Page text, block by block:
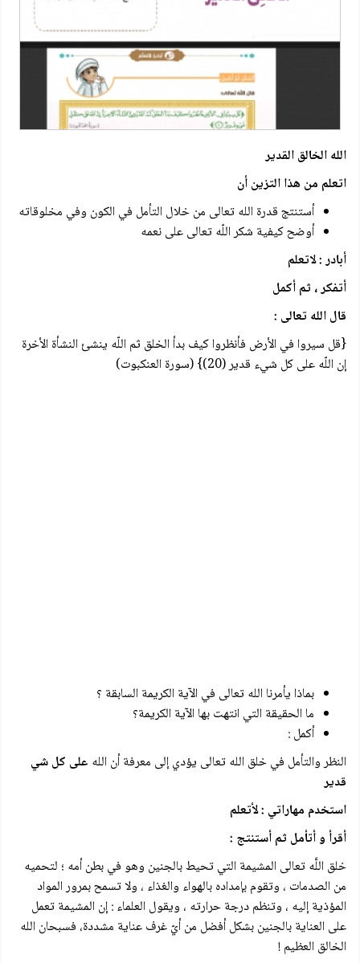
الله الخالق القدير
اتعلم من هذا التزين أن
أستنتج قدرة الله تعالى من خلال التأمل في الكون وفي مخلوقاته
أوضح كيفية شكر اللّه تعالى على نعمه
أبادر : لاتعلم
أتفكر ، ثم أكمل
قال الله تعالى :
{قل سيروا في الأرض فأنظروا كيف بدأ الخلق ثم اللّه ينشئ النشأة الأخرة
إن اللّه على كل شيء قدير (20)} (سورة العنكبوت)
بماذا يأمرنا الله تعالى في الآية الكريمة السابقة ؟
ما الحقيقة التي انتهت بها الآية الكريمة؟
أكمل :
النظر والتأمل في خلق الله تعالى يؤدي إلى معرفة أن الله على كل شي
قدير
استخدم مهاراتي : لأتعلم
أقرأ و أتأمل ثم أستنتج :
خلق اللَّه تعالى المشيمة التي تحيط بالجنين وهو في بطن أمه ؛ لتحميه
من الصدمات ، وتقوم بإمداده بالهواء والغذاء ، ولا تسمح بمرور المواد
المؤذية إليه ، وتنظم درجة حرارته ، ويقول العلماء : إن المشيمة تعمل
على العناية بالجنين بشكل أفضل من أيّ غرف عناية مشددة، فسبحان الله
الخالق العظيم !